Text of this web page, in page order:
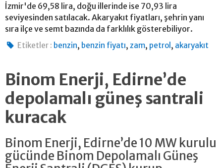
İzmir'de 69,58 lira, doğu illerinde ise 70,93 lira
seviyesinden satılacak. Akaryakıt fiyatları, şehrin yanı
sıra ilçe ve semt bazında da farklılık gösterebiliyor.
Etiketler : benzin, benzin fiyatı, zam, petrol , akaryakıt
Binom Enerji, Edirne’de
depolamalı güneş santrali
kuracak
Binom Enerji, Edirne’de 10 MW kurulu
gücünde Binom Depolamalı Güneş